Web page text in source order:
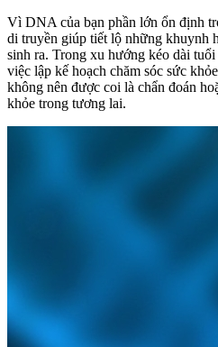
Vì DNA của bạn phần lớn ổn định
di truyền giúp tiết lộ những khuynh
sinh ra. Trong xu hướng kéo dài
việc lập kế hoạch chăm sóc sức
không nên được coi là chẩn đoán
khỏe trong tương lai.